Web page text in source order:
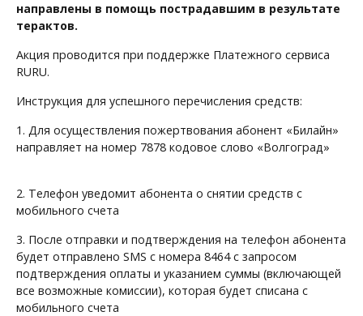
направлены в помощь пострадавшим в результате
терактов.
Акция проводится при поддержке Платежного сервиса
RURU.
Инструкция для успешного перечисления средств:
1. Для осуществления пожертвования абонент «Билайн»
направляет на номер 7878 кодовое слово «Волгоград»
2. Телефон уведомит абонента о снятии средств с
мобильного счета
3. После отправки и подтверждения на телефон абонента
будет отправлено SMS с номера 8464 с запросом
подтверждения оплаты и указанием суммы (включающей
все возможные комиссии), которая будет списана с
мобильного счета